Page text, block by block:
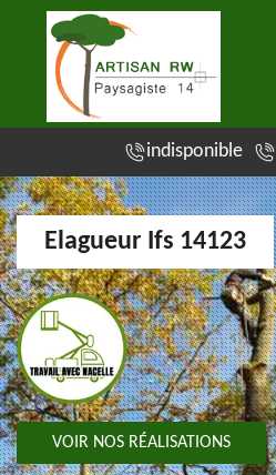
indisponible
Elagueur Ifs 14123
VOIR NOS RÉALISATIONS